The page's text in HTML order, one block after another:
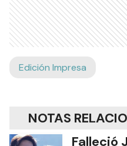
Edición Impresa
NOTAS
Falleció